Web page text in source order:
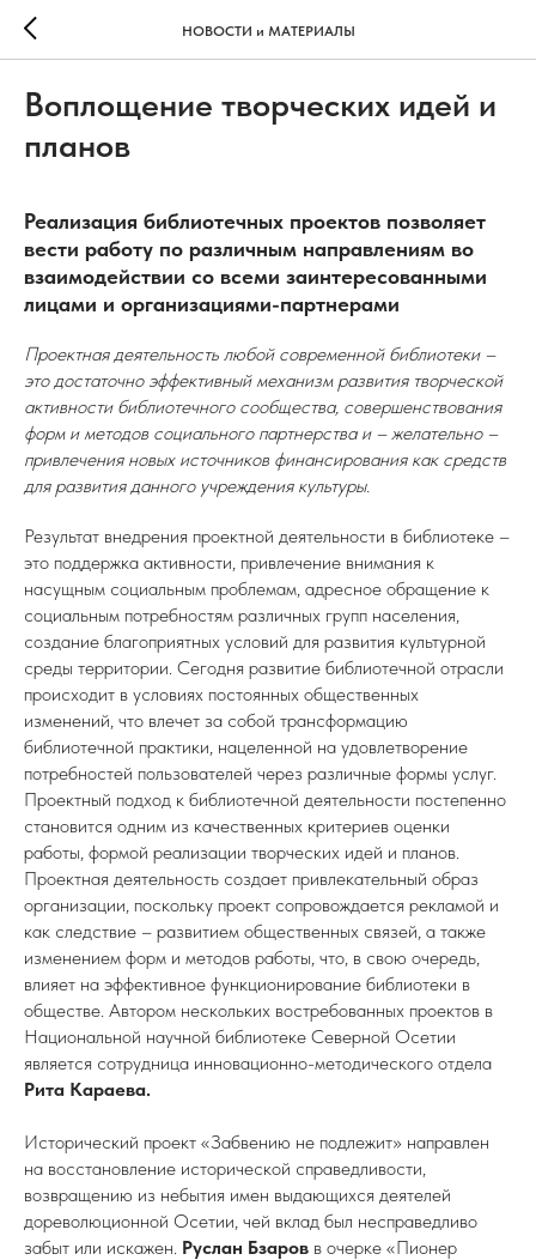
НОВОСТИ и МАТЕРИАЛЫ
Воплощение творческих идей и
планов
Реализация библиотечных проектов позволяет
вести работу по различным направлениям во
взаимодействии со всеми заинтересованными
лицами и организациями-партнерами
Проектная деятельность любой современной библиотеки –
это достаточно эффективный механизм развития творческой
активности библиотечного сообщества, совершенствования
форм и методов социального партнерства и – желательно –
привлечения новых источников финансирования как средств
для развития данного учреждения культуры.
Результат внедрения проектной деятельности в библиотеке –
это поддержка активности, привлечение внимания к
насущным социальным проблемам, адресное обращение к
социальным потребностям различных групп населения,
создание благоприятных условий для развития культурной
среды территории. Сегодня развитие библиотечной отрасли
происходит в условиях постоянных общественных
изменений, что влечет за собой трансформацию
библиотечной практики, нацеленной на удовлетворение
потребностей пользователей через различные формы услуг.
Проектный подход к библиотечной деятельности постепенно
становится одним из качественных критериев оценки
работы, формой реализации творческих идей и планов.
Проектная деятельность создает привлекательный образ
организации, поскольку проект сопровождается рекламой и
как следствие – развитием общественных связей, а также
изменением форм и методов работы, что, в свою очередь,
влияет на эффективное функционирование библиотеки в
обществе. Автором нескольких востребованных проектов в
Национальной научной библиотеке Северной Осетии
является сотрудница инновационно-методического отдела
Рита Караева.
Исторический проект «Забвению не подлежит» направлен
на восстановление исторической справедливости,
возвращению из небытия имен выдающихся деятелей
дореволюционной Осетии, чей вклад был несправедливо
забыт или искажен. Руслан Бзаров в очерке «Пионер